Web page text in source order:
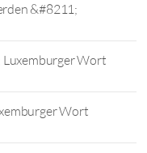
&#8211;
Luxemburger Wort
Wort